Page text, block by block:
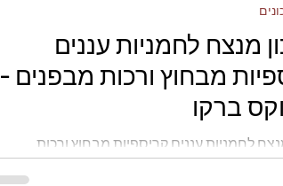
חמוצים
לחמים ללא גלוטן קינוחי כוסות
מנצח לחמניות עננים
מבחוץ ורכות מבפנים -
ברקו
לחמניות עננים קריספיות מבחוץ ורכות
יפה וקס ברקו